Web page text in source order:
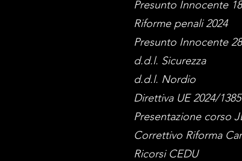
Presunto Innocente
Riforme penali 2024
Presunto Innocente
d.d.l. Sicurezza
d.d.l. Nordio
Direttiva UE 2024/1385
Presentazione corso
Correttivo Riforma
Ricorsi CEDU